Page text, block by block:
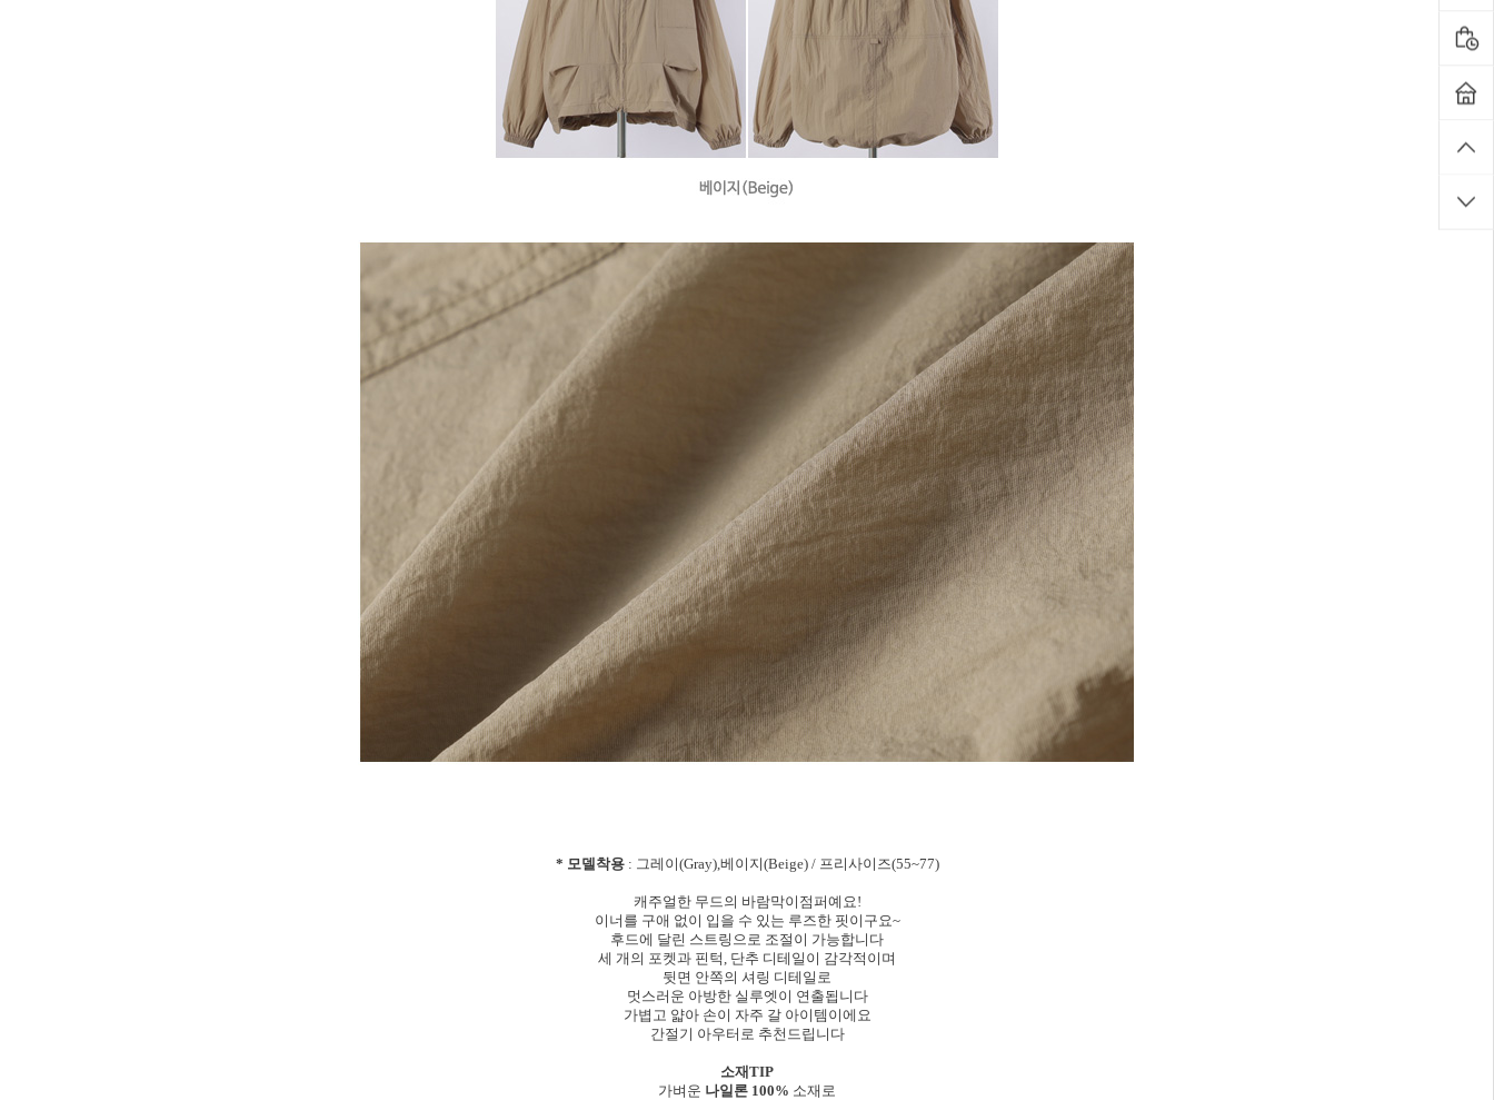
* 모델착용: 그레이(Gray),베이지(Beige) / 프리사이즈(55~77)
캐주얼한 무드의 바람막이점퍼예요!
이너를 구애 없이 입을 수 있는 루즈한 핏이구요~
후드에 달린 스트링으로 조절이 가능합니다
세 개의 포켓과 핀턱, 단추 디테일이 감각적이며
뒷면 안쪽의 셔링 디테일로
멋스러운 아방한 실루엣이 연출됩니다
가볍고 얇아 손이 자주 갈 아이템이에요
간절기 아우터로 추천드립니다
소재TIP
가벼운 나일론 100% 소재로